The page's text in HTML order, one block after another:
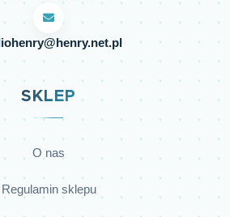
SKLEP
O nas
Regulamin sklepu